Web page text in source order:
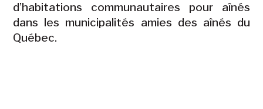
d’habitations communautaires pour aînés
dans les municipalités amies des aînés du
Québec.